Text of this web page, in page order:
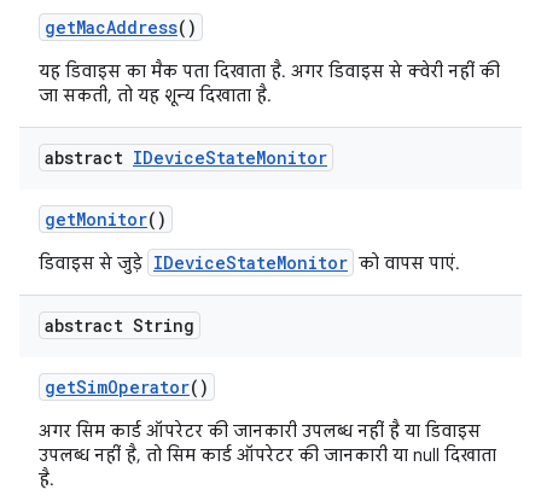
getMacAddress()
यह डिवाइस का मैक पता दिखाता है. अगर डिवाइस से क्वेरी नहीं की
जा सकती, तो यह शून्य दिखाता है.
abstract IDeviceStateMonitor
getMonitor()
डिवाइस से जुड़े IDeviceStateMonitor को वापस पाएं.
abstract String
getSimOperator()
अगर सिम कार्ड ऑपरेटर की जानकारी उपलब्ध नहीं है या डिवाइस
उपलब्ध नहीं है, तो सिम कार्ड ऑपरेटर की जानकारी या null दिखाता
है.